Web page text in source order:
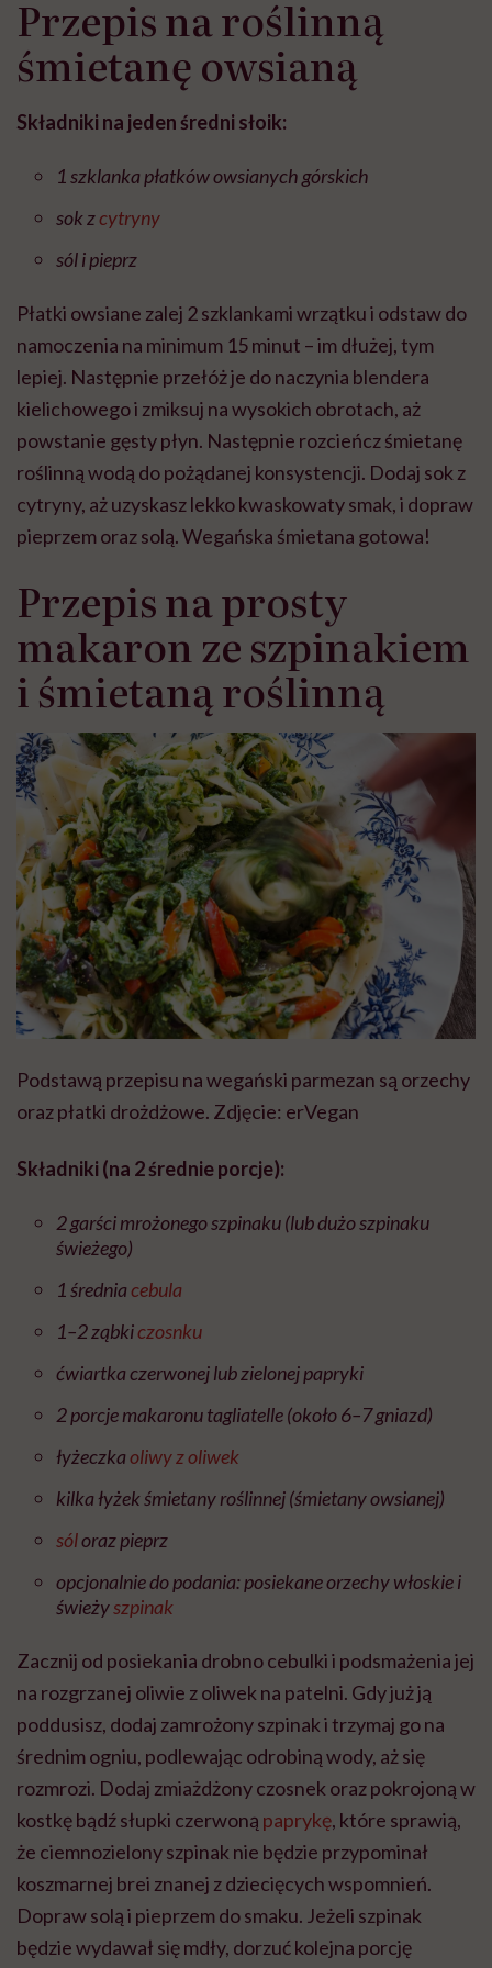
Przepis na roślinną
śmietanę owsianą
Składniki na jeden średni słoik:
1 szklanka płatków owsianych górskich
sok zcytryny
sól i pieprz
Płatki owsiane zalej 2 szklankami wrzątku i odstaw do
namoczenia na minimum 15 minut – im dłużej, tym
lepiej. Następnie przełóż je do naczynia blendera
kielichowego i zmiksuj na wysokich obrotach, aż
powstanie gęsty płyn. Następnie rozcieńcz śmietanę
roślinną wodą do pożądanej konsystencji. Dodaj sok z
cytryny, aż uzyskasz lekko kwaskowaty smak, i dopraw
pieprzem oraz solą. Wegańska śmietana gotowa!
Przepis na prosty
makaron ze szpinakiem
i śmietaną roślinną
Podstawą przepisu na wegański parmezan są orzechy
oraz płatki drożdżowe. Zdjęcie: erVegan
Składniki (na 2 średnie porcje):
2 garści mrożonego szpinaku (lub dużo szpinaku
świeżego)
1 średniacebula
1–2 ząbkiczosnku
ćwiartka czerwonej lub zielonej papryki
2 porcje makaronu tagliatelle (około 6–7 gniazd)
łyżeczkaoliwy z oliwek
kilka łyżek śmietany roślinnej (śmietany owsianej)
sóloraz pieprz
opcjonalnie do podania: posiekane orzechy włoskie i
świeżyszpinak
Zacznij od posiekania drobno cebulki i podsmażenia jej
na rozgrzanej oliwie z oliwek na patelni. Gdy już ją
poddusisz, dodaj zamrożony szpinak i trzymaj go na
średnim ogniu, podlewając odrobiną wody, aż się
rozmrozi. Dodaj zmiażdżony czosnek oraz pokrojoną w
kostkę bądź słupki czerwoną paprykę, które sprawią,
że ciemnozielony szpinak nie będzie przypominał
koszmarnej brei znanej z dziecięcych wspomnień.
Dopraw solą i pieprzem do smaku. Jeżeli szpinak
będzie wydawał się mdły, dorzuć kolejna porcję